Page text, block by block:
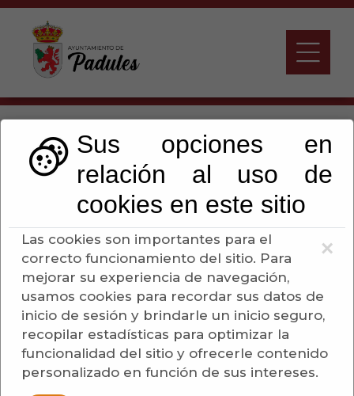
×
Sus opciones en
relación al uso de
cookies en este sitio
Las cookies son importantes para el
correcto funcionamiento del sitio. Para
mejorar su experiencia de navegación,
usamos cookies para recordar sus datos de
inicio de sesión y brindarle un inicio seguro,
recopilar estadísticas para optimizar la
funcionalidad del sitio y ofrecerle contenido
personalizado en función de sus intereses.
Tablón de anuncios
Actividades Culturales
Anuncios Otras
Administraciones
Anuncios Privados de Interés